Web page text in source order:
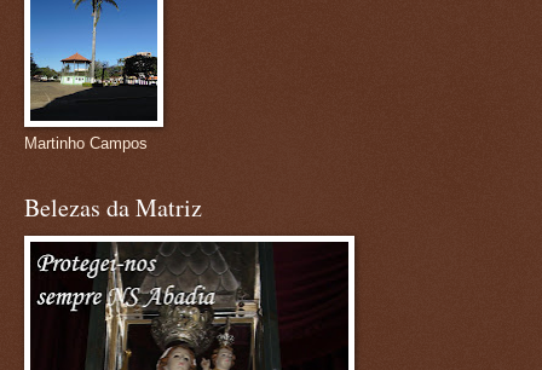
Martinho Campos
Belezas da Matriz